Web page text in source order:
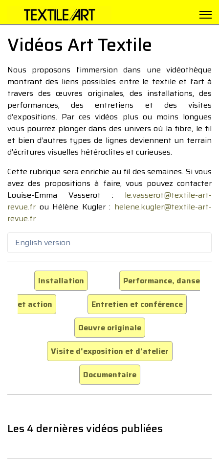
Vidéos Art Textile
Nous proposons l’immersion dans une vidéothèque
montrant des liens possibles entre le textile et l’art à
travers des œuvres originales, des installations, des
performances, des entretiens et des visites
d’expositions. Par ces vidéos plus ou moins longues
vous pourrez plonger dans des univers où la fibre, le fil
et bien d’autres types de lignes deviennent un terrain
d’écritures visuelles hétéroclites et curieuses.
Cette rubrique sera enrichie au fil des semaines. Si vous
avez des propositions à faire, vous pouvez contacter
Louise-Emma Vasserot : le.vasserot@textile-art-
revue.fr ou Hélène Kugler : helene.kugler@textile-art-
revue.fr
English version
Installation
Performance, danse
et action
Entretien et conférence
Oeuvre originale
Visite d'exposition et d'atelier
Documentaire
Les 4 dernières vidéos publiées